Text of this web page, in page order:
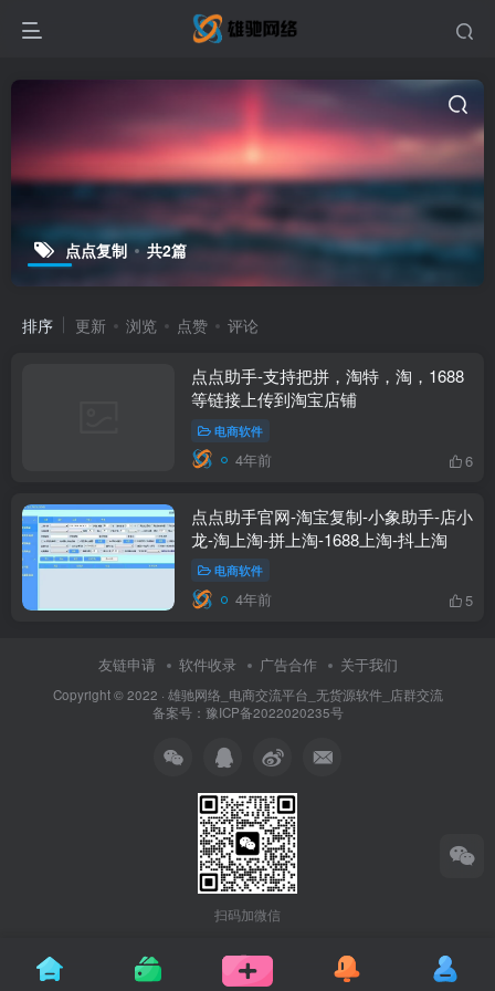
点点复制 共2篇
排序 更新 浏览 点赞 评论
点点助手-支持把拼，淘特，淘，1688
等链接上传到淘宝店铺
电商软件
4年前 6
点点助手官网-淘宝复制-小象助手-店小
龙-淘上淘-拼上淘-1688上淘-抖上淘
电商软件
4年前 5
友链申请 软件收录 广告合作 关于我们
Copyright © 2022 · 雄驰网络_电商交流平台_无货源软件_店群交流
备案号： 豫ICP备2022020235号
扫码加微信